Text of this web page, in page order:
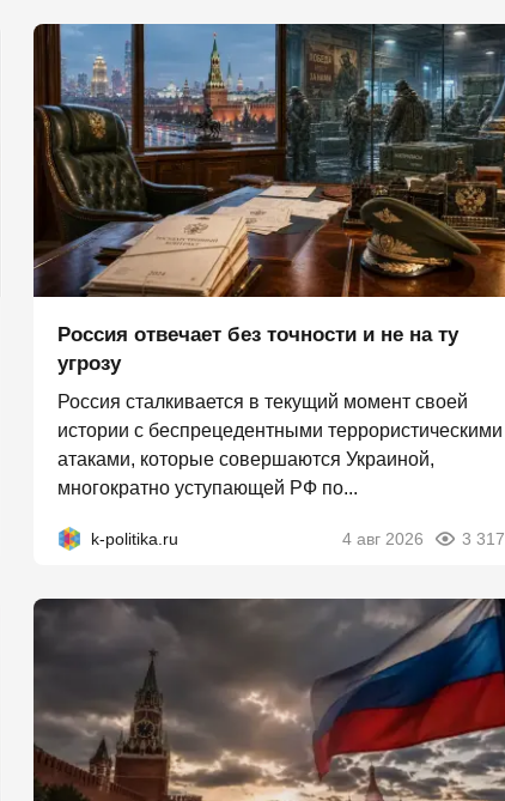
Россия отвечает без точности и не на ту
угрозу
Россия сталкивается в текущий момент своей
истории с беспрецедентными террористическими
атаками, которые совершаются Украиной,
многократно уступающей РФ по...
k-politika.ru 4 авг 2026 3 317